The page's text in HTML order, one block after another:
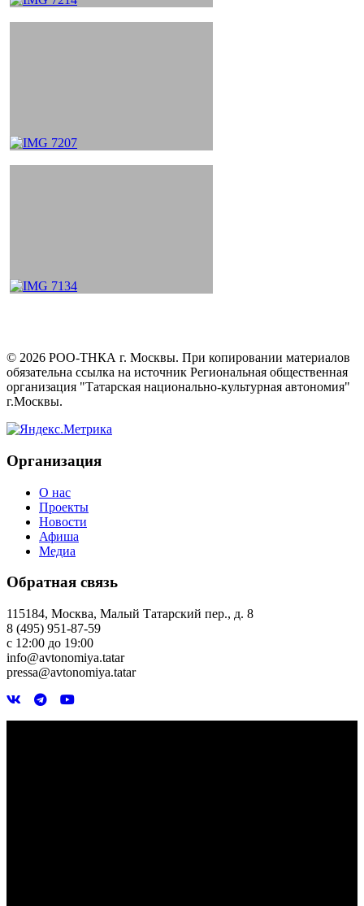
© 2026 РОО-ТНКА г. Москвы. При копировании материалов
обязательна ссылка на источник Региональная общественная
организация "Татарская национально-культурная автономия"
г.Москвы.
Организация
О нас
Проекты
Новости
Афиша
Медиа
Обратная связь
115184, Москва, Малый Татарский пер., д. 8
8 (495) 951-87-59
с 12:00 до 19:00
info@avtonomiya.tatar
pressa@avtonomiya.tatar